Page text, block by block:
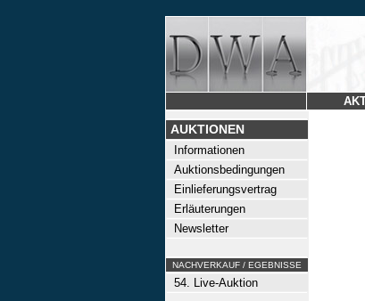
AUKTIONEN
Informationen
Auktionsbedingungen
Einlieferungsvertrag
Erläuterungen
Newsletter
NACHVERKAUF / EGEBNISSE
54. Live-Auktion